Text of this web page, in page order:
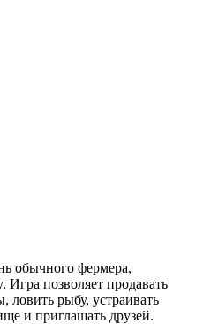
обычного фермера,
Игра позволяет продавать
рыбу, устраивать
и приглашать друзей.